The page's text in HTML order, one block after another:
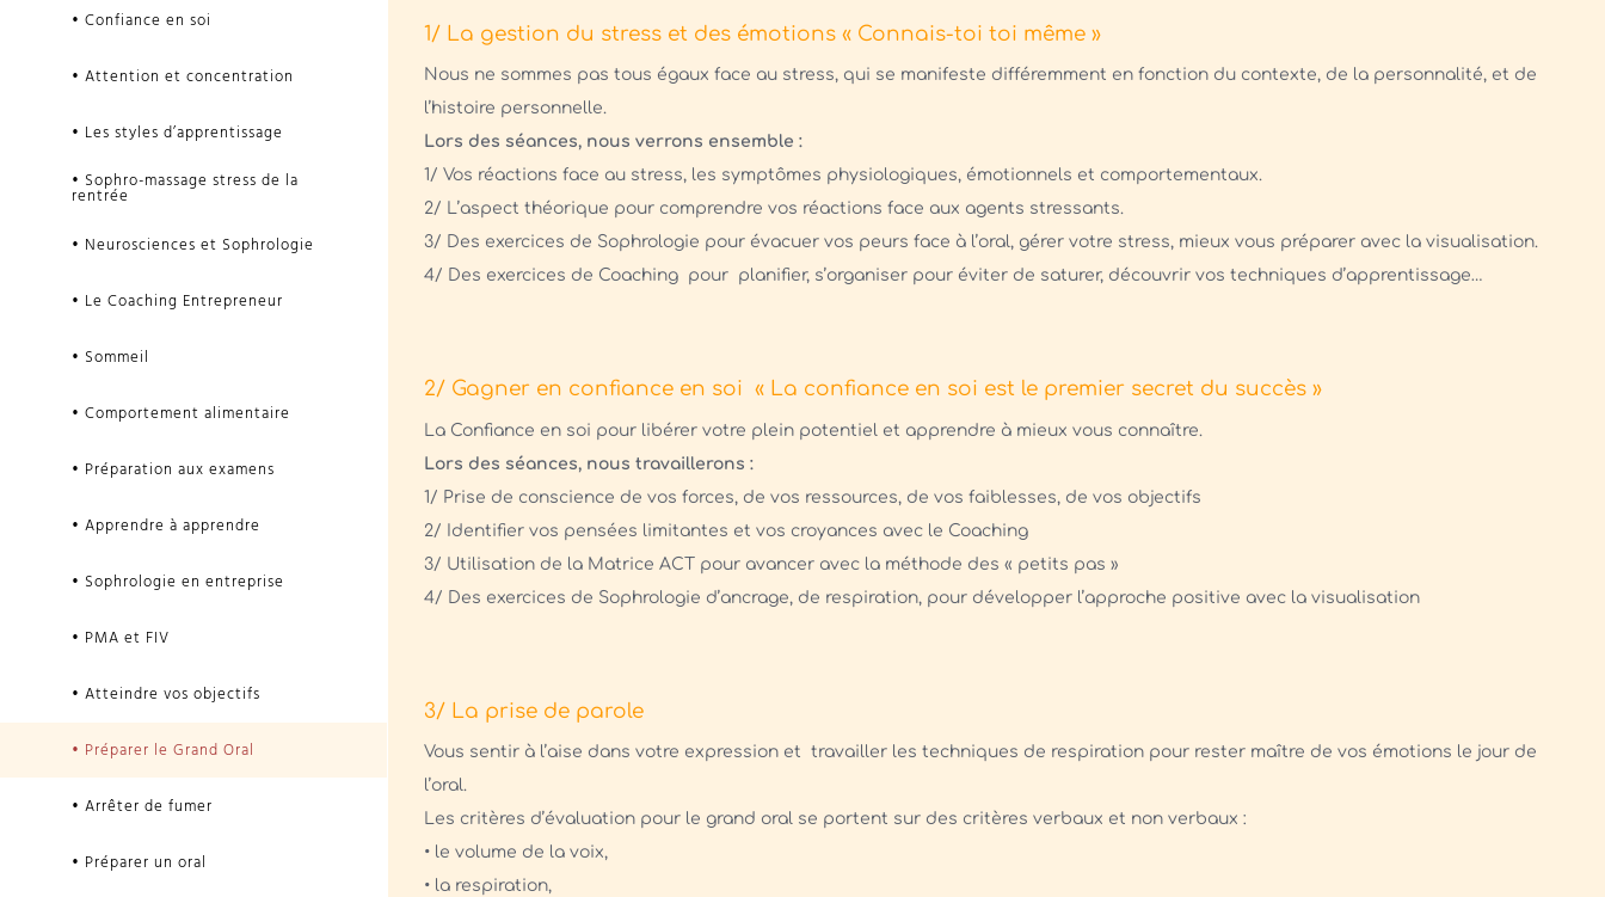
• Confiance en soi
• Attention et concentration
• Les styles d’apprentissage
• Sophro-massage stress de la
rentrée
• Neurosciences et Sophrologie
• Le Coaching Entrepreneur
• Sommeil
• Comportement alimentaire
• Préparation aux examens
• Apprendre à apprendre
• Sophrologie en entreprise
• PMA et FIV
• Atteindre vos objectifs
• Préparer le Grand Oral
• Arrêter de fumer
• Préparer un oral
1/ La gestion du stress et des émotions « Connais-toi toi même »
Nous ne sommes pas tous égaux face au stress, qui se manifeste différemment en fonction du contexte, de la personnalité, et de
l’histoire personnelle.
Lors des séances, nous verrons ensemble :
1/ Vos réactions face au stress, les symptômes physiologiques, émotionnels et comportementaux.
2/ L’aspect théorique pour comprendre vos réactions face aux agents stressants.
3/ Des exercices de Sophrologie pour évacuer vos peurs face à l’oral, gérer votre stress, mieux vous préparer avec la visualisation.
4/ Des exercices de Coaching pour planifier, s’organiser pour éviter de saturer, découvrir vos techniques d’apprentissage…
2/ Gagner en confiance en soi « La confiance en soi est le premier secret du succès »
La Confiance en soi pour libérer votre plein potentiel et apprendre à mieux vous connaître.
Lors des séances, nous travaillerons :
1/ Prise de conscience de vos forces, de vos ressources, de vos faiblesses, de vos objectifs
2/ Identifier vos pensées limitantes et vos croyances avec le Coaching
3/ Utilisation de la Matrice ACT pour avancer avec la méthode des « petits pas »
4/ Des exercices de Sophrologie d’ancrage, de respiration, pour développer l’approche positive avec la visualisation
3/ La prise de parole
Vous sentir à l’aise dans votre expression et travailler les techniques de respiration pour rester maître de vos émotions le jour de
l’oral.
Les critères d’évaluation pour le grand oral se portent sur des critères verbaux et non verbaux :
• le volume de la voix,
• la respiration,